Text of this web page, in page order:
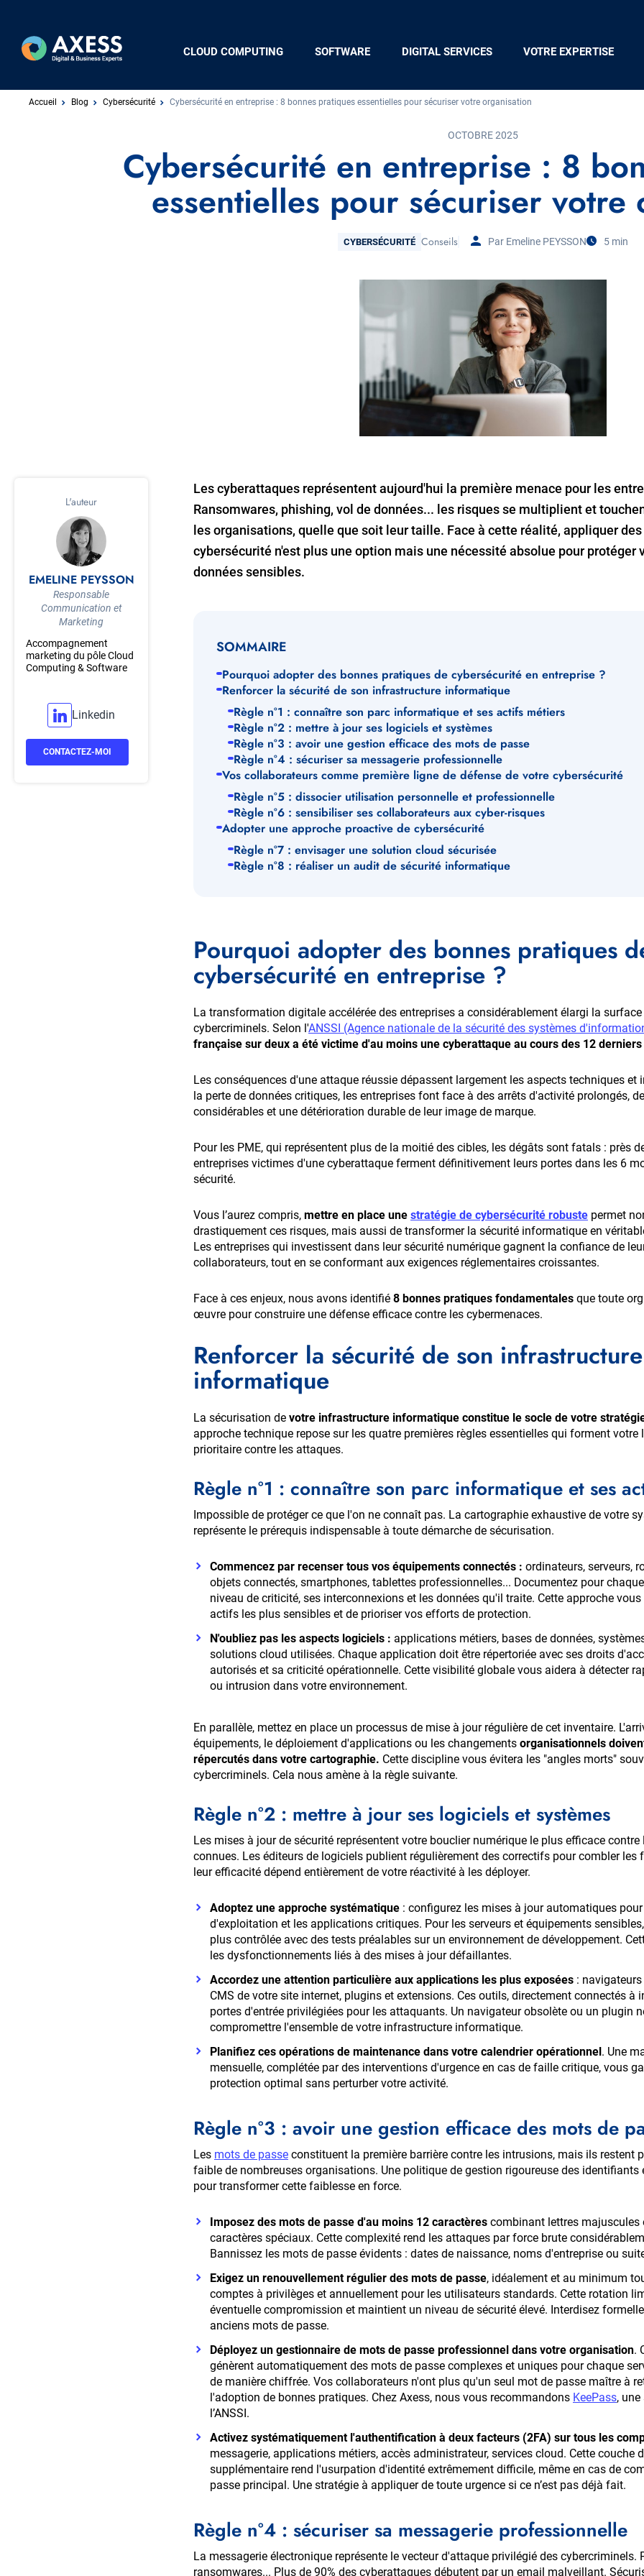
contenu
principal
principale
CLOUD COMPUTING SOFTWARE DIGITAL SERVICES VOTRE EXPERTISE
Accueil Blog Cybersécurité Cybersécurité en entreprise : 8 bonnes pratiques essentielles pour sécuriser votre organisation
OCTOBRE 2025
Cybersécurité en entreprise : 8
essentielles pour sécuriser votre
Thématique
CYBERSÉCURITÉ Tags
Conseils Par Emeline PEYSSONTemps
5 min
L'auteur
EMELINE PEYSSON
Responsable
Communication et
Marketing
Accompagnement
marketing du pôle Cloud
Computing & Software
Linkedin
CONTACTEZ-MOI
Les cyberattaques représentent aujourd'hui la première menace pour les
Ransomwares, phishing, vol de données... les risques se multiplient et
les organisations, quelle que soit leur taille. Face à cette réalité, appliquer
cybersécurité n'est plus une option mais une nécessité absolue pour protéger
données sensibles.
SOMMAIRE
Pourquoi adopter des bonnes pratiques de cybersécurité en entreprise ?
Renforcer la sécurité de son infrastructure informatique
Règle n°1 : connaître son parc informatique et ses actifs métiers
Règle n°2 : mettre à jour ses logiciels et systèmes
Règle n°3 : avoir une gestion efficace des mots de passe
Règle n°4 : sécuriser sa messagerie professionnelle
Vos collaborateurs comme première ligne de défense de votre cybersécurité
Règle n°5 : dissocier utilisation personnelle et professionnelle
Règle n°6 : sensibiliser ses collaborateurs aux cyber-risques
Adopter une approche proactive de cybersécurité
Règle n°7 : envisager une solution cloud sécurisée
Règle n°8 : réaliser un audit de sécurité informatique
Pourquoi adopter des bonnes pratiques
cybersécurité en entreprise ?
La transformation digitale accélérée des entreprises a considérablement élargi la
cybercriminels. Selon l'ANSSI (Agence nationale de la sécurité des systèmes
française sur deux a été victime d'au moins une cyberattaque au cours des 12
Les conséquences d'une attaque réussie dépassent largement les aspects techniques et
la perte de données critiques, les entreprises font face à des arrêts d'activité prolongés,
considérables et une détérioration durable de leur image de marque.
Pour les PME, qui représentent plus de la moitié des cibles, les dégâts sont fatals : près
entreprises victimes d'une cyberattaque ferment définitivement leurs portes dans les 6
sécurité.
Vous l’aurez compris, mettre en place une stratégie de cybersécurité robuste permet
drastiquement ces risques, mais aussi de transformer la sécurité informatique en
Les entreprises qui investissent dans leur sécurité numérique gagnent la confiance de
collaborateurs, tout en se conformant aux exigences réglementaires croissantes.
Face à ces enjeux, nous avons identifié 8 bonnes pratiques fondamentales que toute
œuvre pour construire une défense efficace contre les cybermenaces.
Renforcer la sécurité de son infrastructure
informatique
La sécurisation de votre infrastructure informatique constitue le socle de votre
approche technique repose sur les quatre premières règles essentielles qui forment votre
prioritaire contre les attaques.
Règle n°1 : connaître son parc informatique et ses
Impossible de protéger ce que l'on ne connaît pas. La cartographie exhaustive de votre
représente le prérequis indispensable à toute démarche de sécurisation.
Commencez par recenser tous vos équipements connectés : ordinateurs, serveurs,
objets connectés, smartphones, tablettes professionnelles... Documentez pour
niveau de criticité, ses interconnexions et les données qu'il traite. Cette approche
actifs les plus sensibles et de prioriser vos efforts de protection.
N'oubliez pas les aspects logiciels : applications métiers, bases de données,
solutions cloud utilisées. Chaque application doit être répertoriée avec ses droits
autorisés et sa criticité opérationnelle. Cette visibilité globale vous aidera à détecter
ou intrusion dans votre environnement.
En parallèle, mettez en place un processus de mise à jour régulière de cet inventaire.
équipements, le déploiement d'applications ou les changements organisationnels
répercutés dans votre cartographie. Cette discipline vous évitera les "angles morts"
cybercriminels. Cela nous amène à la règle suivante.
Règle n°2 : mettre à jour ses logiciels et systèmes
Les mises à jour de sécurité représentent votre bouclier numérique le plus efficace
connues. Les éditeurs de logiciels publient régulièrement des correctifs pour combler les
leur efficacité dépend entièrement de votre réactivité à les déployer.
Adoptez une approche systématique : configurez les mises à jour automatiques
d'exploitation et les applications critiques. Pour les serveurs et équipements
plus contrôlée avec des tests préalables sur un environnement de développement.
les dysfonctionnements liés à des mises à jour défaillantes.
Accordez une attention particulière aux applications les plus exposées :
CMS de votre site internet, plugins et extensions. Ces outils, directement connectés à
portes d'entrée privilégiées pour les attaquants. Un navigateur obsolète ou un plugin
compromettre l'ensemble de votre infrastructure informatique.
Planifiez ces opérations de maintenance dans votre calendrier opérationnel. Une
mensuelle, complétée par des interventions d'urgence en cas de faille critique, vous
protection optimal sans perturber votre activité.
Règle n°3 : avoir une gestion efficace des mots de
Les mots de passe constituent la première barrière contre les intrusions, mais ils restent
faible de nombreuses organisations. Une politique de gestion rigoureuse des identifiants
pour transformer cette faiblesse en force.
Imposez des mots de passe d'au moins 12 caractères combinant lettres
caractères spéciaux. Cette complexité rend les attaques par force brute
Bannissez les mots de passe évidents : dates de naissance, noms d'entreprise ou
Exigez un renouvellement régulier des mots de passe, idéalement et au minimum
comptes à privilèges et annuellement pour les utilisateurs standards. Cette rotation
éventuelle compromission et maintient un niveau de sécurité élevé. Interdisez
anciens mots de passe.
Déployez un gestionnaire de mots de passe professionnel dans votre organisation.
génèrent automatiquement des mots de passe complexes et uniques pour chaque
de manière chiffrée. Vos collaborateurs n'ont plus qu'un seul mot de passe maître à
l'adoption de bonnes pratiques. Chez Axess, nous vous recommandons KeePass,
l’ANSSI.
Activez systématiquement l'authentification à deux facteurs (2FA) sur tous les
messagerie, applications métiers, accès administrateur, services cloud. Cette couche
supplémentaire rend l'usurpation d'identité extrêmement difficile, même en cas de
passe principal. Une stratégie à appliquer de toute urgence si ce n’est pas déjà fait.
Règle n°4 : sécuriser sa messagerie professionnelle
La messagerie électronique représente le vecteur d'attaque privilégié des cybercriminels.
ransomwares... Plus de 90% des cyberattaques débutent par un email malveillant.